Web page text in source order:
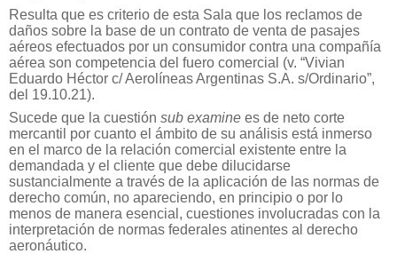
Resulta que es criterio de esta Sala que los reclamos de
daños sobre la base de un contrato de venta de pasajes
aéreos efectuados por un consumidor contra una compañía
aérea son competencia del fuero comercial (v. “Vivian
Eduardo Héctor c/ Aerolíneas Argentinas S.A. s/Ordinario”,
del 19.10.21).
Sucede que la cuestión sub examine es de neto corte
mercantil por cuanto el ámbito de su análisis está inmerso
en el marco de la relación comercial existente entre la
demandada y el cliente que debe dilucidarse
sustancialmente a través de la aplicación de las normas de
derecho común, no apareciendo, en principio o por lo
menos de manera esencial, cuestiones involucradas con la
interpretación de normas federales atinentes al derecho
aeronáutico.